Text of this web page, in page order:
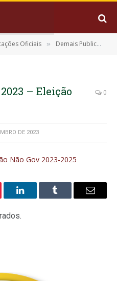
Oficiais » Demais Publicações Oficiais
– Eleição
0
DE 2023
Não Gov 2023-2025
LinkedInTumblr
E-